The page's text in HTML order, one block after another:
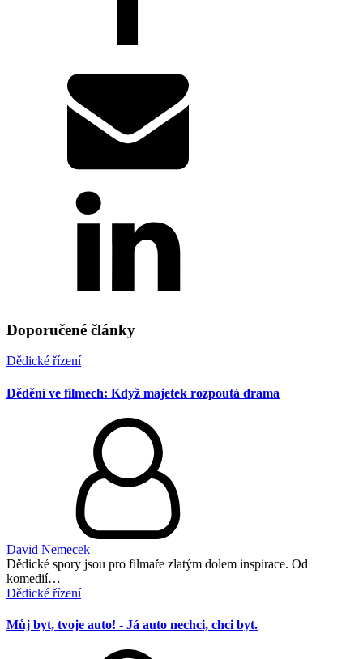
Doporučené články
Dědické řízení
Dědění ve filmech: Když majetek rozpoutá drama
David Nemecek
Dědické spory jsou pro filmaře zlatým dolem inspirace. Od
komedií…
Dědické řízení
Můj byt, tvoje auto! - Já auto nechci, chci byt.